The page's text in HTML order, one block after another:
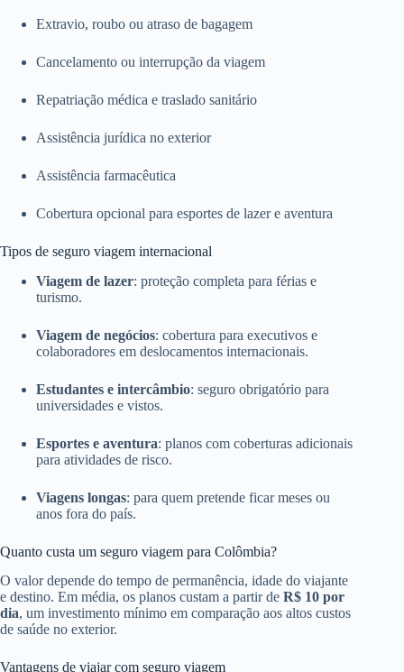
Extravio, roubo ou atraso de bagagem
Cancelamento ou interrupção da viagem
Repatriação médica e traslado sanitário
Assistência jurídica no exterior
Assistência farmacêutica
Cobertura opcional para esportes de lazer e aventura
Tipos de seguro viagem internacional
Viagem de lazer: proteção completa para férias e
turismo.
Viagem de negócios: cobertura para executivos e
colaboradores em deslocamentos internacionais.
Estudantes e intercâmbio: seguro obrigatório para
universidades e vistos.
Esportes e aventura: planos com coberturas adicionais
para atividades de risco.
Viagens longas: para quem pretende ficar meses ou
anos fora do país.
Quanto custa um seguro viagem para Colômbia?
O valor depende do tempo de permanência, idade do viajante
e destino. Em média, os planos custam a partir de R$ 10 por
dia, um investimento mínimo em comparação aos altos custos
de saúde no exterior.
Vantagens de viajar com seguro viagem